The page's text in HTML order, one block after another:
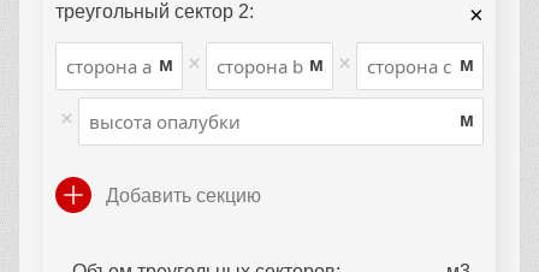
треугольный сектор 2:
м × м × м
× м
×
Добавить секцию